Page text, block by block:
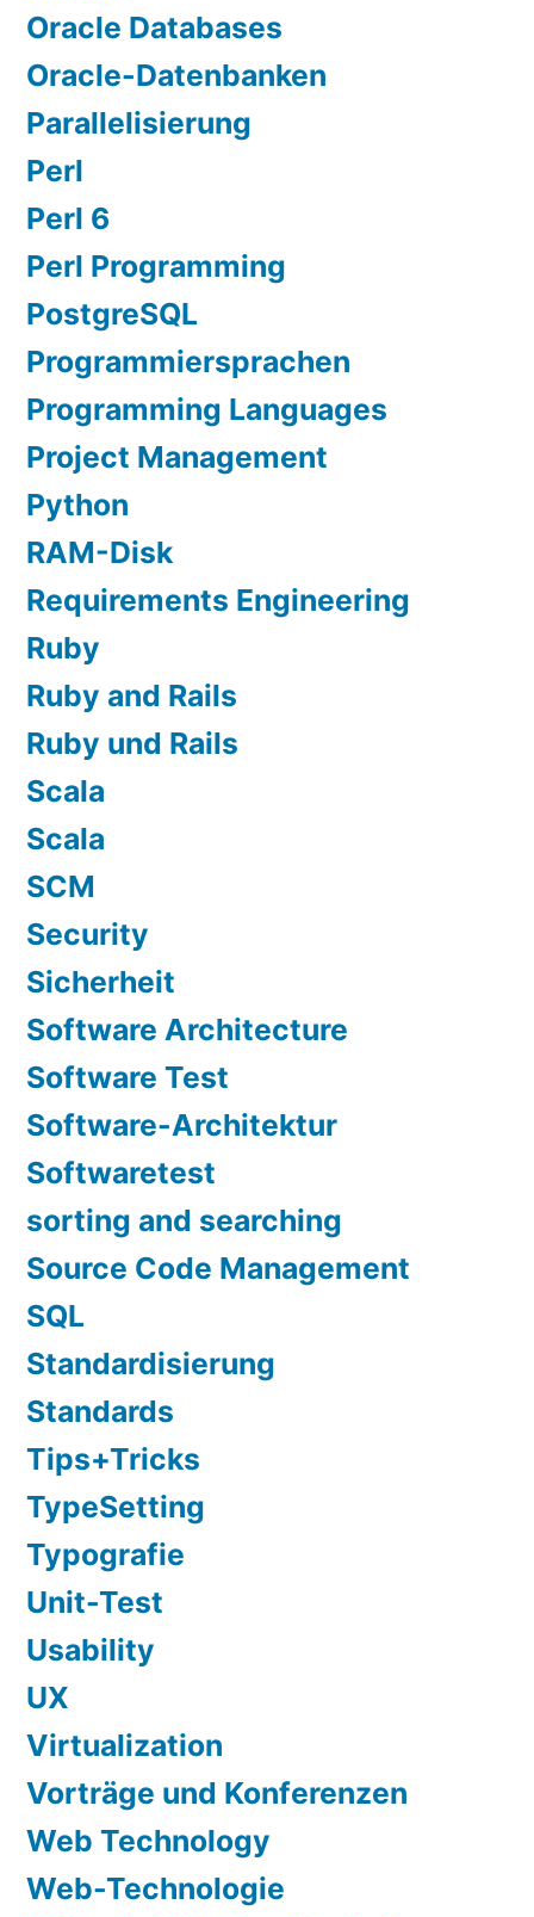
Oracle Databases
Oracle-Datenbanken
Parallelisierung
Perl
Perl 6
Perl Programming
PostgreSQL
Programmiersprachen
Programming Languages
Project Management
Python
RAM-Disk
Requirements Engineering
Ruby
Ruby and Rails
Ruby und Rails
Scala
Scala
SCM
Security
Sicherheit
Software Architecture
Software Test
Software-Architektur
Softwaretest
sorting and searching
Source Code Management
SQL
Standardisierung
Standards
Tips+Tricks
TypeSetting
Typografie
Unit-Test
Usability
UX
Virtualization
Vorträge und Konferenzen
Web Technology
Web-Technologie